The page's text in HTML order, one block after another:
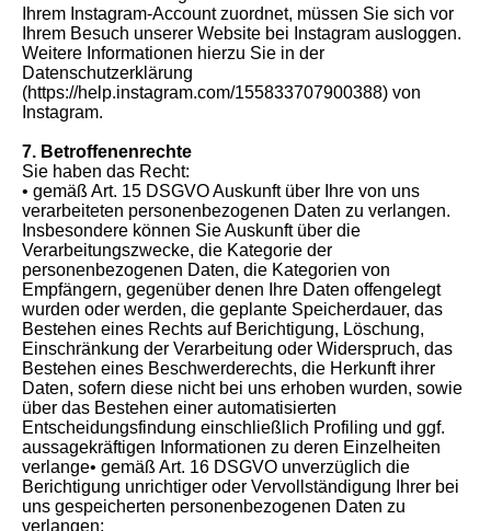
Ihrem Instagram-Account zuordnet, müssen Sie sich vor
Ihrem Besuch unserer Website bei Instagram ausloggen.
Weitere Informationen hierzu Sie in der
Datenschutzerklärung
(https://help.instagram.com/155833707900388) von
Instagram.
7. Betroffenenrechte
Sie haben das Recht:
• gemäß Art. 15 DSGVO Auskunft über Ihre von uns
verarbeiteten personenbezogenen Daten zu verlangen.
Insbesondere können Sie Auskunft über die
Verarbeitungszwecke, die Kategorie der
personenbezogenen Daten, die Kategorien von
Empfängern, gegenüber denen Ihre Daten offengelegt
wurden oder werden, die geplante Speicherdauer, das
Bestehen eines Rechts auf Berichtigung, Löschung,
Einschränkung der Verarbeitung oder Widerspruch, das
Bestehen eines Beschwerderechts, die Herkunft ihrer
Daten, sofern diese nicht bei uns erhoben wurden, sowie
über das Bestehen einer automatisierten
Entscheidungsfindung einschließlich Profiling und ggf.
aussagekräftigen Informationen zu deren Einzelheiten
verlange• gemäß Art. 16 DSGVO unverzüglich die
Berichtigung unrichtiger oder Vervollständigung Ihrer bei
uns gespeicherten personenbezogenen Daten zu
verlangen;